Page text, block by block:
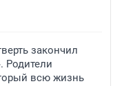
закончил
Родители
всю жизнь